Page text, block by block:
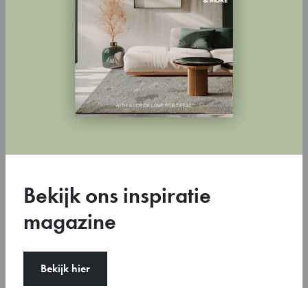
galerieën over de hele wereld, waaronder het MoMA, New York;
FNAC, Parijs; Stedelijk Museum, Amsterdam; Stichting Prada,
Milaan; en Museum für Gegenwartskunst, Zürich.
Toggle 3D-view
Bekijk ons inspiratie
magazine
Bekijk hier